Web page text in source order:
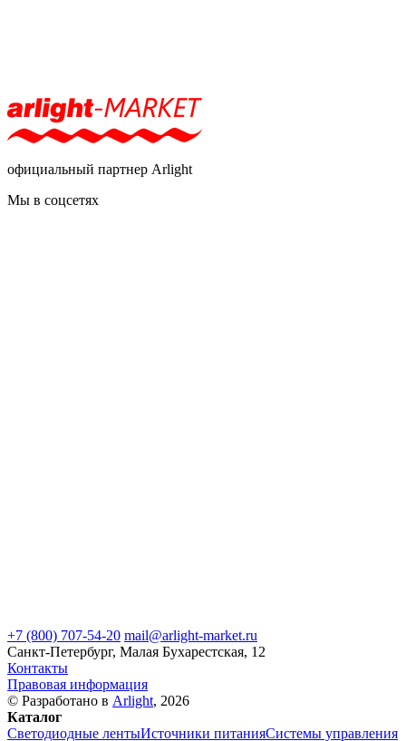
официальный партнер Arlight
Мы в соцсетях
+7 (800) 707-54-20 mail@arlight-market.ru
Санкт-Петербург, Малая Бухарестская, 12
Контакты
Правовая информация
© Разработано в Arlight, 2026
Каталог
Светодиодные лентыИсточники питанияСистемы управления